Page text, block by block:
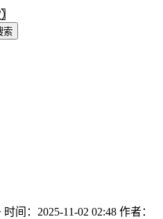
时间：2025-11-02 02:48 作者：